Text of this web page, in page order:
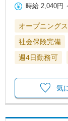
時給 2,040円
オープニング
社会保険完備
週4日勤務可
気